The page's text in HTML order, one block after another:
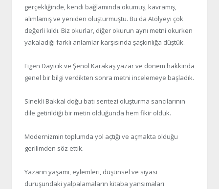
gerçekliğinde, kendi bağlamında okumuş, kavramış,
alımlamış ve yeniden oluşturmuştu. Bu da Atölyeyi çok
değerli kıldı. Biz okurlar, diğer okurun aynı metni okurken
yakaladığı farklı anlamlar karşısında şaşkınlığa düştük.
Figen Dayıcık ve Şenol Karakaş yazar ve dönem hakkında
genel bir bilgi verdikten sonra metni incelemeye başladık.
Sinekli Bakkal doğu batı sentezi oluşturma sancılarının
dile getirildiği bir metin olduğunda hem fikir olduk.
Modernizmin toplumda yol açtığı ve açmakta olduğu
gerilimden söz ettik.
Yazarın yaşamı, eylemleri, düşünsel ve siyasi
duruşundaki yalpalamaların kitaba yansımaları